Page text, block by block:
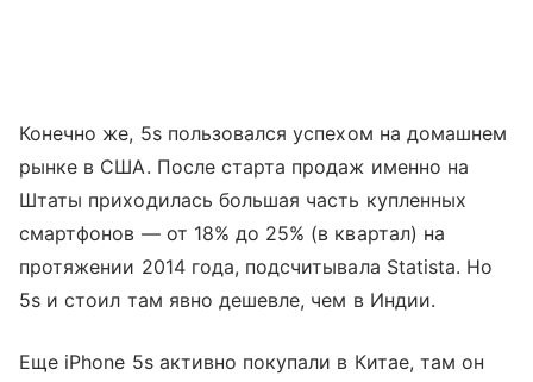
Конечно же, 5s пользовался успехом на домашнем
рынке в США. После старта продаж именно на
Штаты приходилась большая часть купленных
смартфонов — от 18% до 25% (в квартал) на
протяжении 2014 года, подсчитывала Statista. Но
5s и стоил там явно дешевле, чем в Индии.
Еще iPhone 5s активно покупали в Китае, там он